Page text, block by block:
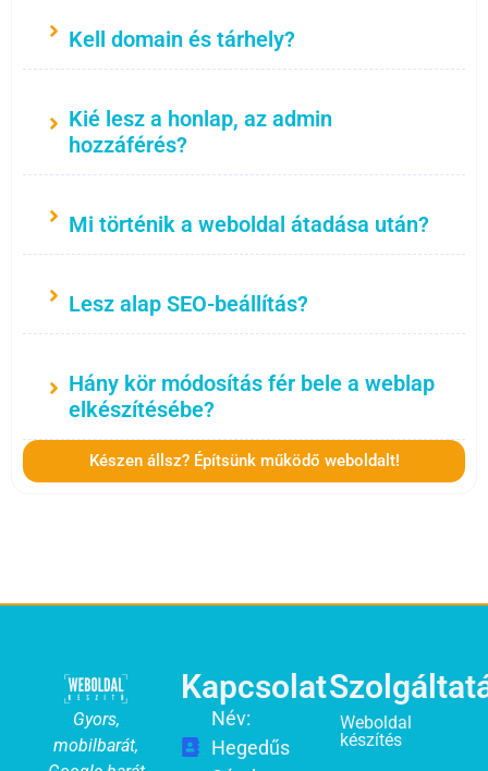
Kell domain és tárhely?
Kié lesz a honlap, az admin
hozzáférés?
Mi történik a weboldal átadása után?
Lesz alap SEO-beállítás?
Hány kör módosítás fér bele a weblap
elkészítésébe?
Készen állsz? Építsünk működő weboldalt!
Gyors,
mobilbarát,
Kapcsolat
Név:
Hegedűs
Weboldal
készítés